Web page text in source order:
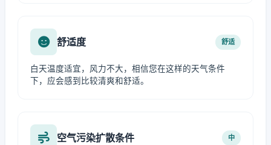
舒适度 舒适
白天温度适宜，风力不大，相信您在这样的天气条件
下，应会感到比较清爽和舒适。
空气污染扩散条件 中